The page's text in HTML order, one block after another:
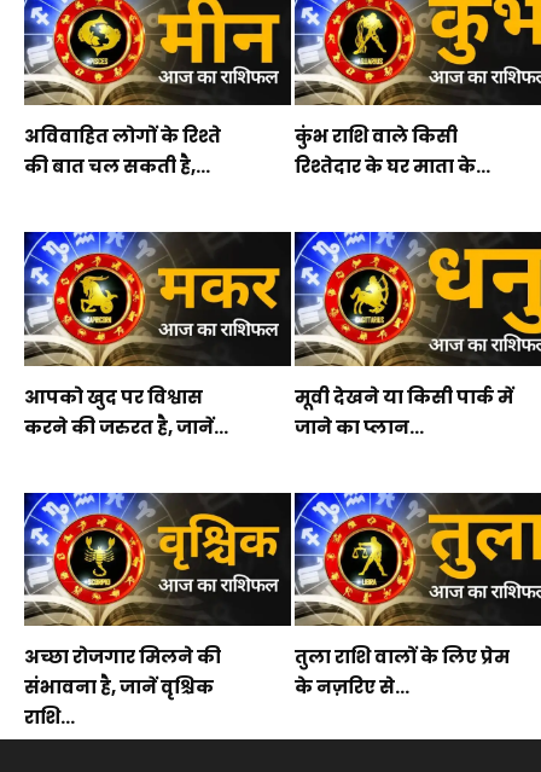
अविवाहित लोगों के रिश्ते
की बात चल सकती है,...
कुंभ राशि वाले किसी
रिश्तेदार के घर माता के...
आपको खुद पर विश्वास
करने की जरुरत है, जानें...
मूवी देखने या किसी पार्क में
जाने का प्लान...
अच्छा रोजगार मिलने की
संभावना है, जानें वृश्चिक
राशि...
तुला राशि वालों के लिए प्रेम
के नज़रिए से...